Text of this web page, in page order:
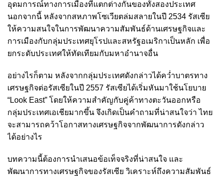
อุดมการณ์ทางการเมืองที่แตกต่างกันของทั้งสองประเทศ
นอกจากนี้ หลังจากสหภาพโซเวียตล่มสลายในปี 2534 รัสเซีย
ให้ความสนใจในการพัฒนาความสัมพันธ์ด้านเศรษฐกิจและ
การเมืองกับกลุ่มประเทศยุโรปและสหรัฐอเมริกาเป็นหลัก เพื่อ
ยกระดับประเทศให้ทัดเทียมกับมหาอำนาจอื่น
อย่างไรก็ตาม หลังจากกลุ่มประเทศดังกล่าวได้คว่ำบาตรทาง
เศรษฐกิจต่อรัสเซียในปี 2557 รัสเซียได้เริ่มหันมาใช้นโยบาย
“Look East” โดยให้ความสำคัญกับคู่ค้าทางตะวันออกหรือ
กลุ่มประเทศเอเชียมากขึ้น จึงเกิดเป็นคำถามที่น่าสนใจว่า ไทย
จะสามารถคว้าโอกาสทางเศรษฐกิจจากพัฒนาการดังกล่าว
ได้อย่างไร
บทความนี้ต้องการนำเสนอข้อเท็จจริงที่น่าสนใจ และ
พัฒนาการทางเศรษฐกิจของรัสเซีย วิเคราะห์ถึงความสัมพันธ์